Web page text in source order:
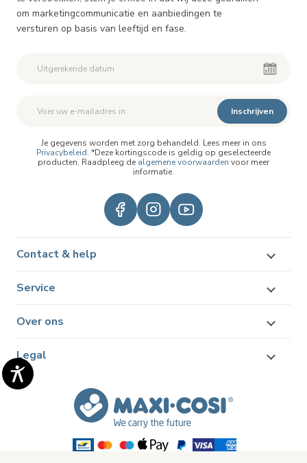
om marketingcommunicatie en aanbiedingen te
versturen op basis van leeftijd en fase.
Inschrijven
Je gegevens worden met zorg behandeld. Lees meer in ons
Privacybeleid. *Deze kortingscode is geldig op geselecteerde
producten. Raadpleeg de algemene voorwaarden voor meer
informatie.
Contact & help
Service
Over ons
Legal